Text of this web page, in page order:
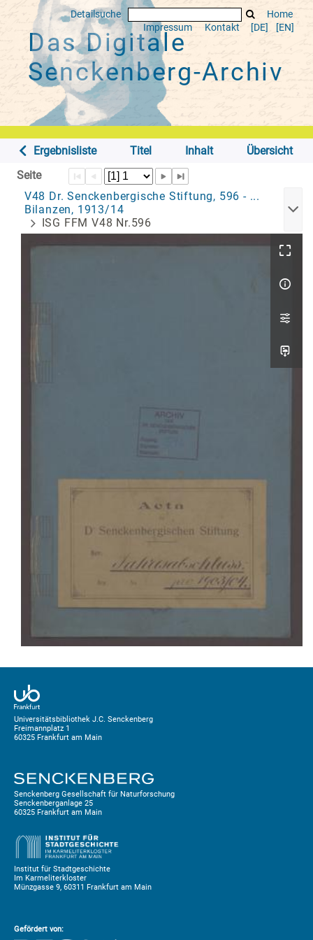
Detailsuche
Home
Impressum
Kontakt [DE] [EN]
Das Digitale
Senckenberg-Archiv
Ergebnisliste Titel Inhalt
Übersicht
Seite
V48 Dr. Senckenbergische Stiftung, 596 - ...
Bilanzen, 1913/14
ISG FFM V48 Nr.596
Universitätsbibliothek J.C. Senckenberg
Freimannplatz 1
60325 Frankfurt am Main
Senckenberg Gesellschaft für Naturforschung
Senckenberganlage 25
60325 Frankfurt am Main
Institut für Stadtgeschichte
Im Karmeliterkloster
Münzgasse 9, 60311 Frankfurt am Main
Gefördert von: